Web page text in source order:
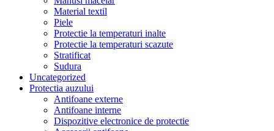
Material textil
Piele
Protectie la temperaturi inalte
Protectie la temperaturi scazute
Stratificat
Sudura
Uncategorized
Protectia auzului
Antifoane externe
Antifoane interne
Dispozitive electronice de protectie